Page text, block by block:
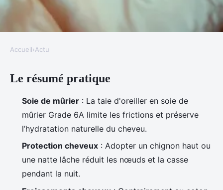
10 astuces incontournables pour
préserver ses cheveux la nuit
Victoire •02/06/2026 18:45•10 min de lecture
Accueil›Actu
Le résumé pratique
Soie de mûrier : La taie d'oreiller en soie de
mûrier Grade 6A limite les frictions et préserve
l’hydratation naturelle du cheveu.
Protection cheveux : Adopter un chignon haut ou
une natte lâche réduit les nœuds et la casse
pendant la nuit.